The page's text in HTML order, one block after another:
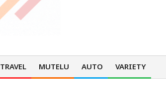
TRAVEL MUTELU AUTO VARIETY